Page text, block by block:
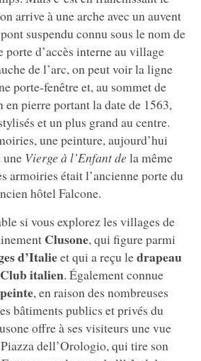
arrive à une arche avec un auvent
suspendu connu sous le nom de
porte d’accès interne au village
de l’arc, on peut voir la ligne
porte-fenêtre et, au sommet de
en pierre portant la date de 1563,
et un plus grand au centre.
une peinture, aujourd’hui
uneVierge à l’Enfant dela même
armoiries était l’ancienne porte du
hôtel Falcone.
si vous explorez les villages de
Clusone, qui figure parmi
d’Italieet qui a reçu ledrapeau
italien. Également connue
, en raison des nombreuses
bâtiments publics et privés du
offre à ses visiteurs une vue
dell’Orologio, qui tire son